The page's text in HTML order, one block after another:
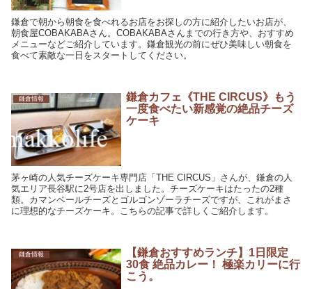
鎌倉で朝から朝食を食べれるお店をお探しの方に紹介したいお店が、
朝食屋COBAKABAさん。COBAKABAさんまでの行き方や、おすすめ
メニューなどご紹介しています。鎌倉観光の前にぜひ美味しい朝食を
食べて素敵な一日をスタートしてください。
鎌倉情報
鎌倉カフェ《THE CIRCUS》もう
一度食べたい新感覚の絶品チーズ
ケーキ
茅ヶ崎の人気チーズケーキ専門店「THE CIRCUS」さんが、鎌倉の人
気エリア長谷駅に2号店を出しました。チーズケーキはたったの2種
類。カマンベールチーズとゴルゴンゾーラチーズですが、これがまさ
に理想的なチーズケーキ。こちらの記事で詳しくご紹介します。
鎌倉情報
【鎌倉おすすめランチ】1日限定
30食 絶品カレー！ 極楽カリーに行
こう。